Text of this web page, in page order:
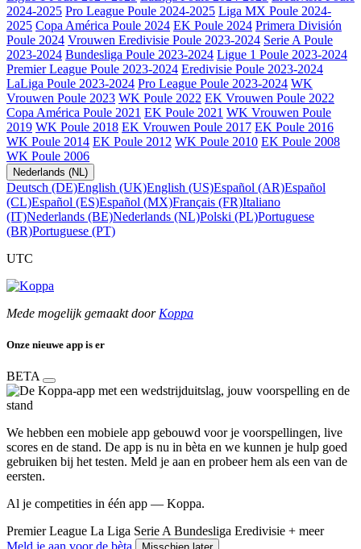
2024-2025 Pro League Poule 2024-2025 Liga MX Poule 2024-
2025 Copa América Poule 2024 EK Poule 2024 Primera División
Poule 2024 Vrouwen Eredivisie Poule 2023-2024 Serie A Poule
2023-2024 Bundesliga Poule 2023-2024 Ligue 1 Poule 2023-2024
Premier League Poule 2023-2024 Eredivisie Poule 2023-2024
LaLiga Poule 2023-2024 Pro League Poule 2023-2024 WK
Vrouwen Poule 2023 WK Poule 2022 EK Vrouwen Poule 2022
Copa América Poule 2021 EK Poule 2021 WK Vrouwen Poule
2019 WK Poule 2018 EK Vrouwen Poule 2017 EK Poule 2016
WK Poule 2014 EK Poule 2012 WK Poule 2010 EK Poule 2008
WK Poule 2006
Nederlands (NL)
Deutsch (DE)English (UK)English (US)Español (AR)Español
(CL)Español (ES)Español (MX)Français (FR)Italiano
(IT)Nederlands (BE)Nederlands (NL)Polski (PL)Portuguese
(BR)Portuguese (PT)
UTC
Mede mogelijk gemaakt door Koppa
Onze nieuwe app is er
BETA
We hebben een mobiele app gebouwd voor je voorspellingen, live
scores en de stand. De app is nu in bèta en we kunnen je hulp goed
gebruiken bij het testen. Meld je aan en probeer hem als een van de
eersten.
Al je competities in één app — Koppa.
Premier League La Liga Serie ABundesliga Eredivisie + meer